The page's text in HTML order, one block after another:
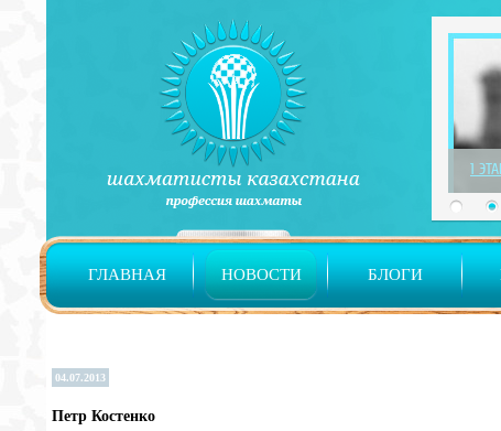
ГЛАВНАЯ НОВОСТИ БЛОГИ
1
04.07.2013
Петр Костенко